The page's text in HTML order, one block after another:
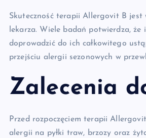
Skuteczność terapii Allergovit B jest
lekarza. Wiele badań potwierdza,
doprowadzić do ich całkowitego
przejściu alergii sezonowych w
Zalecenia
Przed rozpoczęciem terapii
alergii na pyłki traw, brzozy oraz